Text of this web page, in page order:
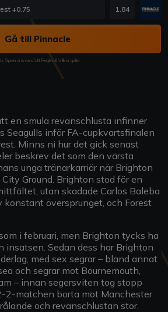
+0.75 1.84
Gå till Pinnacle
Spela ansvarsfullt Regler & Villkor gäller
en smula revanschlusta infinner
Seagulls inför FA-cupkvartsfinalen
Minns ni hur det gick senast
beskrev det som den värsta
unga tränarkarriär när Brighton
Ground. Brighton stod för en
utan skadade Carlos Baleba
konstant översprunget, och Forest
i februari, men Brighton tycks ha
insatsen. Sedan dess har Brighton
med sex segrar – bland annat
och segrar mot Bournemouth,
– innan segersviten tog stopp
2-matchen borta mot Manchester
och revanschlustan stor.